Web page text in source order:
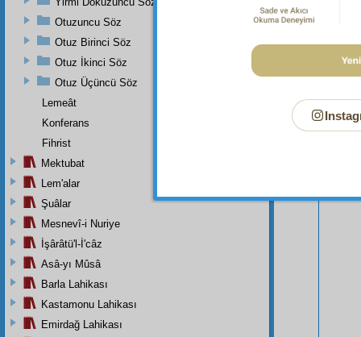
Otuzuncu Söz
Otuz Birinci Söz
Otuz İkinci Söz
Otuz Üçüncü Söz
Lemeât
Konferans
Fihrist
Mektubat
Lem'alar
Şuâlar
Mesnevî-i Nuriye
İşârâtü'l-İ'câz
Asâ-yı Mûsâ
Barla Lahikası
Kastamonu Lahikası
Emirdağ Lahikası